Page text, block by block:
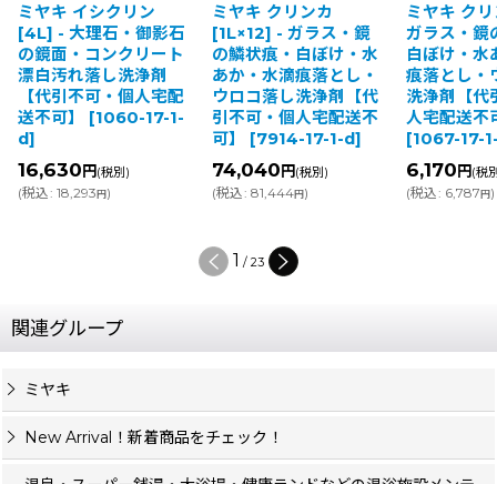
ミヤキ イシクリン
[4L] - 大理石・御影石
の鏡面・コンクリート
漂白汚れ落し洗浄剤
【代引不可・個人宅配
送不可】
[1060-17-1-
d]
16,630円 (税別)
(税込: 18,293円)
ミヤキ クリンカ
[1L×12] - ガラス・鏡
の鱗状痕・白ぼけ・水
あか・水滴痕落とし・
ウロコ落し洗浄剤【代
引不可・個人宅配送不
可】
[7914-17-1-d]
74,040円 (税別)
(税込: 81,444円)
ミヤキ ク
ガラス・鏡
白ぼけ・水
痕落とし・
洗浄剤【代
人宅配送不
[1067-17-
6,170円 (税
(税込: 6,787円)
1 / 23
関連グループ
ミヤキ
New Arrival！新着商品をチェック！